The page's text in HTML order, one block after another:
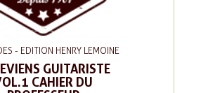
- EDITION HENRY LEMOINE
GUITARISTE
CAHIER DU